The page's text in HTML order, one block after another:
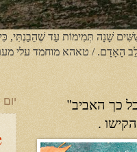
שָׁנָה תְּמִימוֹת עַד שֶׁהֵבַנְתִּי,
/ טאהא מוחמד עלי
יום
כך האביב"
.